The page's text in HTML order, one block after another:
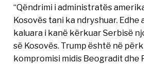
“Qëndrimi i administratës
Kosovës tani ka ndryshuar.
kaluara i kanë kërkuar Serbisë
së Kosovës. Trump është në
kompromisi midis Beogradit dhe